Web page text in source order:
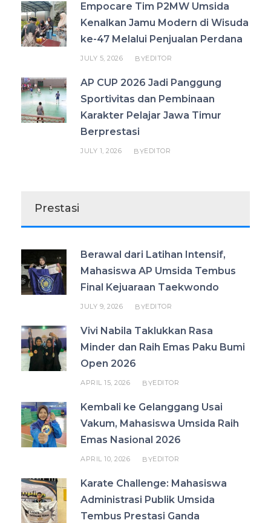
Empocare Tim P2MW Umsida
Kenalkan Jamu Modern di Wisuda
ke-47 Melalui Penjualan Perdana
JULY 5, 2026 BYEDITOR
AP CUP 2026 Jadi Panggung
Sportivitas dan Pembinaan
Karakter Pelajar Jawa Timur
Berprestasi
JULY 1, 2026 BYEDITOR
Prestasi
Berawal dari Latihan Intensif,
Mahasiswa AP Umsida Tembus
Final Kejuaraan Taekwondo
JULY 9, 2026 BYEDITOR
Vivi Nabila Taklukkan Rasa
Minder dan Raih Emas Paku Bumi
Open 2026
APRIL 15, 2026 BYEDITOR
Kembali ke Gelanggang Usai
Vakum, Mahasiswa Umsida Raih
Emas Nasional 2026
APRIL 10, 2026 BYEDITOR
Karate Challenge: Mahasiswa
Administrasi Publik Umsida
Tembus Prestasi Ganda